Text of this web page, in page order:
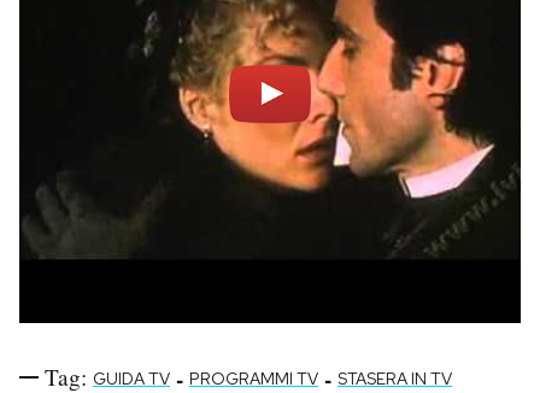
Tag: GUIDA TV - PROGRAMMI TV - STASERA IN TV